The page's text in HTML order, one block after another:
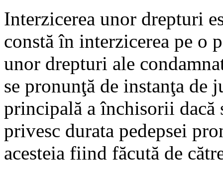
Interzicerea unor drepturi
constă în interzicerea pe o
unor drepturi ale
se pronunţă de instanţa de
principală a închisorii
privesc durata pedepsei
acesteia fiind făcută de